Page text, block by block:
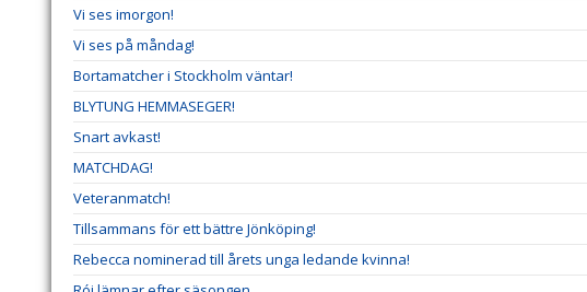
Vi ses imorgon!
Vi ses på måndag!
Bortamatcher i Stockholm väntar!
BLYTUNG HEMMASEGER!
Snart avkast!
MATCHDAG!
Veteranmatch!
Tillsammans för ett bättre Jönköping!
Rebecca nominerad till årets unga ledande kvinna!